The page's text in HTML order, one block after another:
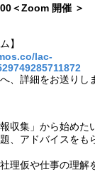
＜Zoom 開催 ＞
】
lac-
、詳細をお送りし
収集」から始めた
、アドバイスをも
理仮や仕事の理解